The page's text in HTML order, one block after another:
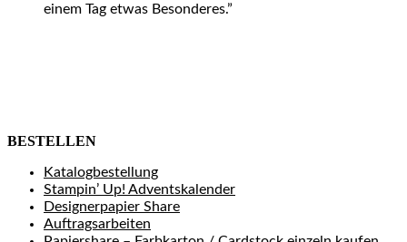
einem Tag etwas Besonderes.”
BESTELLEN
Katalogbestellung
Stampin’ Up! Adventskalender
Designerpapier Share
Auftragsarbeiten